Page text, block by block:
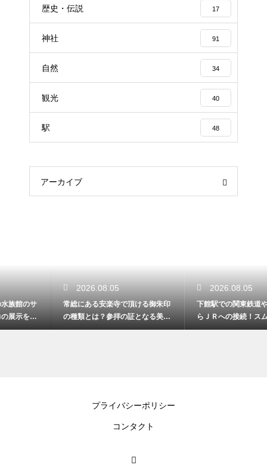
歴史・伝説 17
神社 91
自然 34
観光 40
駅 48
アーカイブ
2026.08.05
常総にある安楽寺で頂ける御朱印
の種類とは？参拝の証となる美し
い記録
2026.08.05
下館駅での関東鉄道や真岡鐵道か
らＪＲへの接続！スムーズな乗り
換え術
プライバシーポリシー
コンタクト